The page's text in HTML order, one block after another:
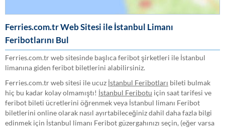
Ferries.com.tr Web Sitesi ile İstanbul Limanı
Feribotlarını Bul
Ferries.com.tr web sitesinde başlıca feribot şirketleri ile İstanbul
limanına giden feribot biletlerini alabilirsiniz.
Ferries.com.tr web sitesi ile ucuz İstanbul Feribotları bileti bulmak
hiç bu kadar kolay olmamıştı! İstanbul Feribotu için saat tarifesi ve
feribot bileti ücretlerini öğrenmek veya İstanbul limanı Feribot
biletlerini online olarak nasıl ayırtabileceğiniz dahil daha fazla bilgi
edinmek için İstanbul limanı Feribot güzergahınızı seçin, (eğer varsa